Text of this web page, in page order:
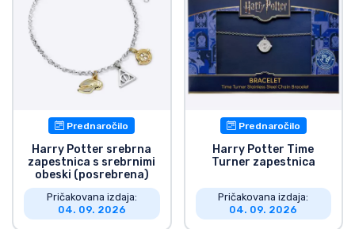
Prednaročilo
Harry Potter srebrna
zapestnica s srebrnimi
obeski (posrebrena)
Pričakovana izdaja:
04. 09. 2026
Prednaročilo
Harry Potter Time
Turner zapestnica
Pričakovana izdaja:
04. 09. 2026